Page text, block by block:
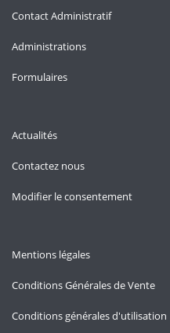
Contact Administratif
Administrations
Formulaires
Actualités
Contactez nous
Modifier le consentement
Mentions légales
Conditions Générales de Vente
Conditions générales d'utilisation